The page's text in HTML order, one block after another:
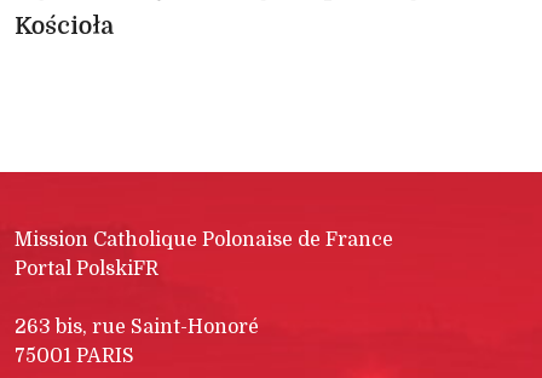
Kościoła
Mission Catholique Polonaise de France
Portal PolskiFR
263 bis, rue Saint-Honoré
75001 PARIS